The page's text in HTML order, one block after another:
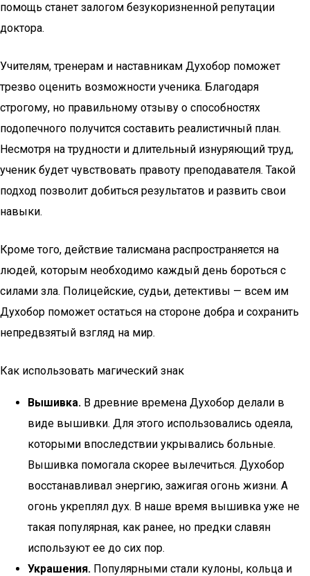
помощь станет залогом безукоризненной репутации
доктора.
Учителям, тренерам и наставникам Духобор поможет
трезво оценить возможности ученика. Благодаря
строгому, но правильному отзыву о способностях
подопечного получится составить реалистичный план.
Несмотря на трудности и длительный изнуряющий труд,
ученик будет чувствовать правоту преподавателя. Такой
подход позволит добиться результатов и развить свои
навыки.
Кроме того, действие талисмана распространяется на
людей, которым необходимо каждый день бороться с
силами зла. Полицейские, судьи, детективы — всем им
Духобор поможет остаться на стороне добра и сохранить
непредвзятый взгляд на мир.
Как использовать магический знак
Вышивка. В древние времена Духобор делали в
виде вышивки. Для этого использовались одеяла,
которыми впоследствии укрывались больные.
Вышивка помогала скорее вылечиться. Духобор
восстанавливал энергию, зажигая огонь жизни. А
огонь укреплял дух. В наше время вышивка уже не
такая популярная, как ранее, но предки славян
используют ее до сих пор.
Украшения. Популярными стали кулоны, кольца и